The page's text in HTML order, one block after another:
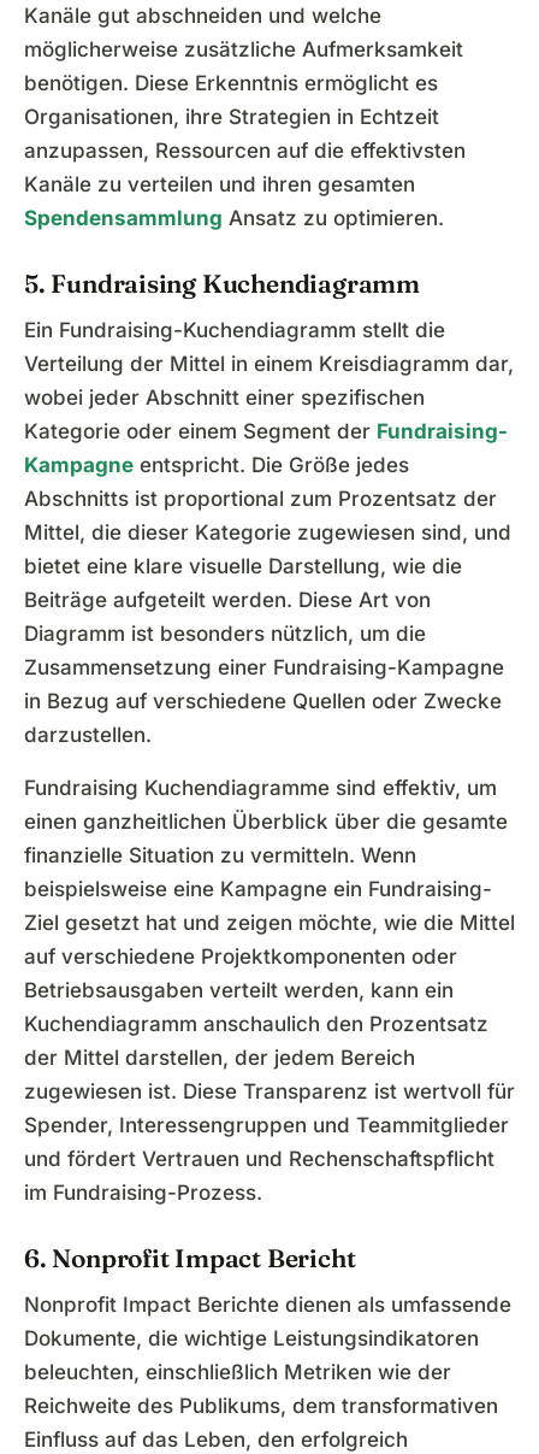
Kanäle gut abschneiden und welche
möglicherweise zusätzliche Aufmerksamkeit
benötigen. Diese Erkenntnis ermöglicht es
Organisationen, ihre Strategien in Echtzeit
anzupassen, Ressourcen auf die effektivsten
Kanäle zu verteilen und ihren gesamten
Spendensammlung Ansatz zu optimieren.
5. Fundraising Kuchendiagramm
Ein Fundraising-Kuchendiagramm stellt die
Verteilung der Mittel in einem Kreisdiagramm dar,
wobei jeder Abschnitt einer spezifischen
Kategorie oder einem Segment der Fundraising-
Kampagne entspricht. Die Größe jedes
Abschnitts ist proportional zum Prozentsatz der
Mittel, die dieser Kategorie zugewiesen sind, und
bietet eine klare visuelle Darstellung, wie die
Beiträge aufgeteilt werden. Diese Art von
Diagramm ist besonders nützlich, um die
Zusammensetzung einer Fundraising-Kampagne
in Bezug auf verschiedene Quellen oder Zwecke
darzustellen.
Fundraising Kuchendiagramme sind effektiv, um
einen ganzheitlichen Überblick über die gesamte
finanzielle Situation zu vermitteln. Wenn
beispielsweise eine Kampagne ein Fundraising-
Ziel gesetzt hat und zeigen möchte, wie die Mittel
auf verschiedene Projektkomponenten oder
Betriebsausgaben verteilt werden, kann ein
Kuchendiagramm anschaulich den Prozentsatz
der Mittel darstellen, der jedem Bereich
zugewiesen ist. Diese Transparenz ist wertvoll für
Spender, Interessengruppen und Teammitglieder
und fördert Vertrauen und Rechenschaftspflicht
im Fundraising-Prozess.
6. Nonprofit Impact Bericht
Nonprofit Impact Berichte dienen als umfassende
Dokumente, die wichtige Leistungsindikatoren
beleuchten, einschließlich Metriken wie der
Reichweite des Publikums, dem transformativen
Einfluss auf das Leben, den erfolgreich